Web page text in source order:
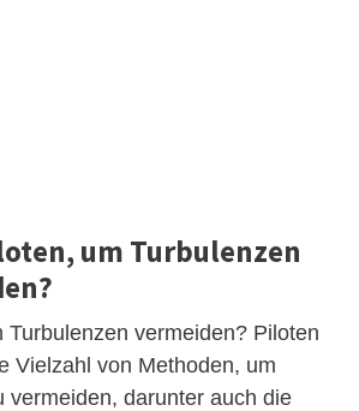
um Turbulenzen
Turbulenzen vermeiden? Piloten
Vielzahl von Methoden, um
vermeiden, darunter auch die